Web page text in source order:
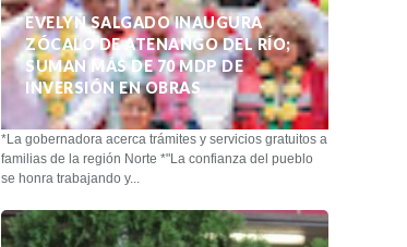
EVELYN SALGADO INAUGURA
ZÓCALO DE ATENANGO DEL RÍO;
SUMAN MÁS DE 70 MDP DE
INVERSIÓN EN OBRAS
*La gobernadora acerca trámites y servicios gratuitos a
familias de la región Norte *"La confianza del pueblo
se honra trabajando y...